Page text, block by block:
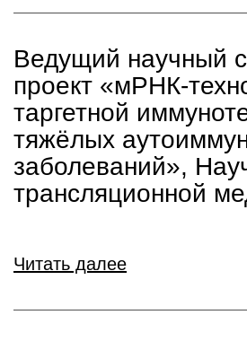
Ведущий научный
проект «мРНК-
таргетной
тяжёлых
заболеваний»,
трансляционной
Читать далее